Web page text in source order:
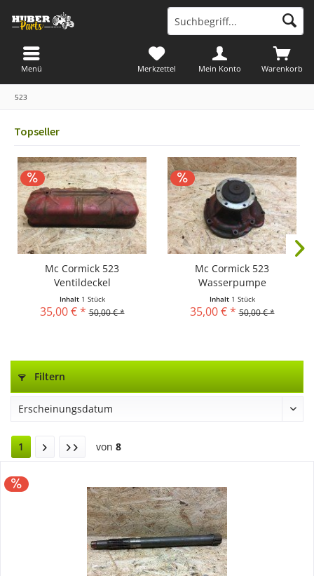
Warenkorb
Merkzettel Mein Konto
Menü
523
Topseller
Mc Cormick 523
Ventildeckel
Inhalt 1 Stück
35,00 € * 50,00 € *
Mc Cormick 523
Wasserpumpe
Inhalt 1 Stück
35,00 € * 50,00 € *
Filtern
1 von 8